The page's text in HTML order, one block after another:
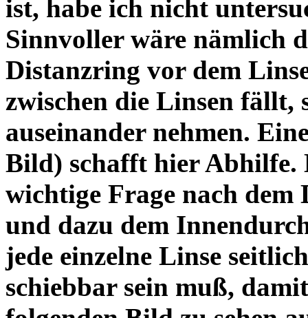
ist, habe ich nicht
Sinnvoller wäre nämlich
Distanzring vor dem
zwischen die Linsen fällt,
auseinander nehmen.
Bild) schafft hier Abhilfe.
wichtige Frage nach dem
und dazu dem
jede einzelne Linse
schiebbar sein muß,